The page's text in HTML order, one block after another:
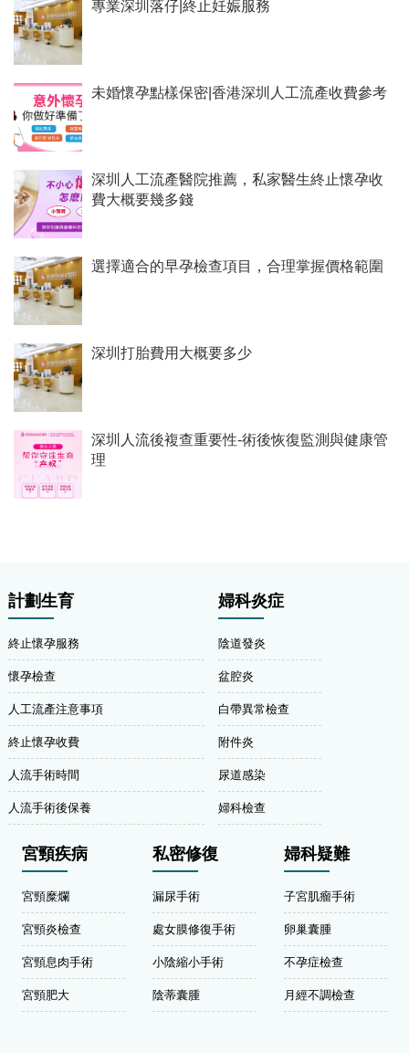
專業深圳落仔|終止妊娠服務
未婚懷孕點樣保密|香港深圳人工流產收費參考
深圳人工流產醫院推薦，私家醫生終止懷孕收
費大概要幾多錢
選擇適合的早孕檢查項目，合理掌握價格範圍
深圳打胎費用大概要多少
深圳人流後複查重要性-術後恢復監測與健康管
理
計劃生育
終止懷孕服務
懷孕檢查
人工流產注意事項
終止懷孕收費
人流手術時間
人流手術後保養
婦科炎症
陰道發炎
盆腔炎
白帶異常檢查
附件炎
尿道感染
婦科檢查
宮頸疾病
宮頸糜爛
宮頸炎檢查
宮頸息肉手術
宮頸肥大
私密修復
漏尿手術
處女膜修復手術
小陰縮小手術
陰蒂囊腫
婦科疑難
子宮肌瘤手術
卵巢囊腫
不孕症檢查
月經不調檢查